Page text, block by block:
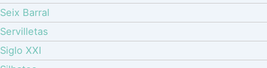
Seix Barral
Servilletas
Siglo XXI